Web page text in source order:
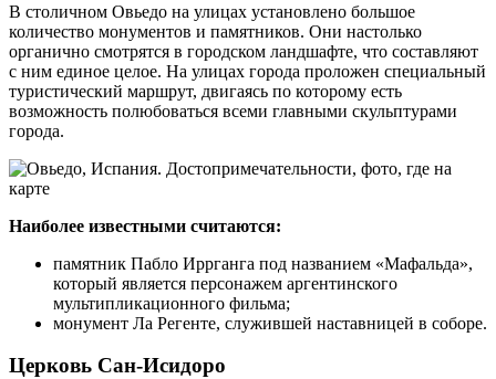
В столичном Овьедо на улицах установлено большое
количество монументов и памятников. Они настолько
органично смотрятся в городском ландшафте, что составляют
с ним единое целое. На улицах города проложен специальный
туристический маршрут, двигаясь по которому есть
возможность полюбоваться всеми главными скульптурами
города.
Наиболее известными считаются:
памятник Пабло Иррганга под названием «Мафальда»,
который является персонажем аргентинского
мультипликационного фильма;
монумент Ла Регенте, служившей наставницей в соборе.
Церковь Сан-Исидоро